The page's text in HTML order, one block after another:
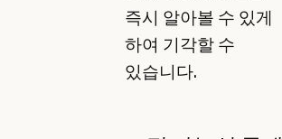
즉시 알아볼 수 있게
하여 기각할 수
있습니다.